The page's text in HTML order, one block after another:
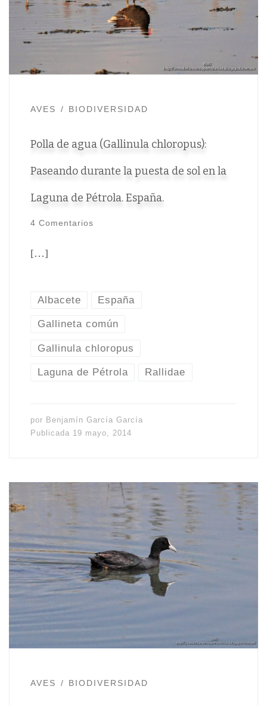
AVES BIODIVERSIDAD
Polla de agua (Gallinula chloropus):
Paseando durante la puesta de sol en la
Laguna de Pétrola. España.
4 Comentarios
[…]
Albacete España
Gallineta común
Gallinula chloropus
Laguna de Pétrola Rallidae
por Benjamín García García
Publicada 19 mayo, 2014
AVES BIODIVERSIDAD